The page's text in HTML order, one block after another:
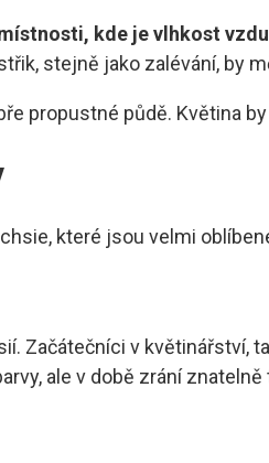
kde je vlhkost
stejně jako zalévání, by
propustné půdě. Květina
které jsou velmi
Začátečníci v květinářství,
ale v době zrání znatelně